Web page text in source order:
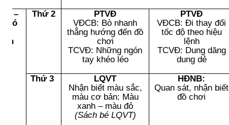
–
có
Thứ 2
PTVĐ
VĐCB: Bò nhanh
thẳng hướng đến đồ
chơi
TCVĐ: Những ngón
tay khéo léo
PTVĐ
VĐCB: Đi thay đổi
tốc độ theo hiệu
lệnh
TCVĐ: Dung dăng
dung dẻ
Thứ 3
LQVT
Nhận biết màu sắc,
màu cơ bản: Màu
xanh – màu đỏ
(Sách bé LQVT)
HĐNB:
Quan sát, nhận biết
đồ chơi